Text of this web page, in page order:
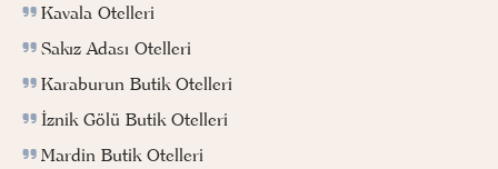
Kavala Otelleri
Sakız Adası Otelleri
Karaburun Butik Otelleri
İznik Gölü Butik Otelleri
Mardin Butik Otelleri